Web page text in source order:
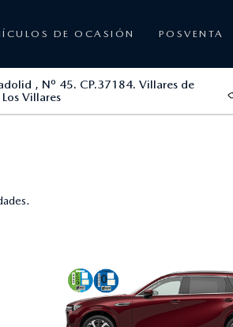
DE OCASIÓN POSVENTA
, Nº 45. CP.37184. Villares de
Villares